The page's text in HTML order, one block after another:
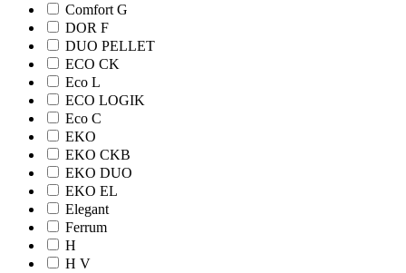
Comfort G
DOR F
DUO PELLET
ECO CK
Eco L
ECO LOGIK
Eco С
EKO
EKO CKB
EKO DUO
EKO EL
Elegant
Ferrum
H
H V